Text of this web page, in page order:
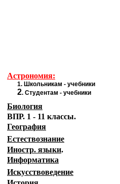
Астрономия:
1. Школьникам - учебники
2. Студентам - учебники
Биология
ВПР. 1 - 11 классы.
География
Естествознание
Иностр. языки.
Информатика
Искусствоведение